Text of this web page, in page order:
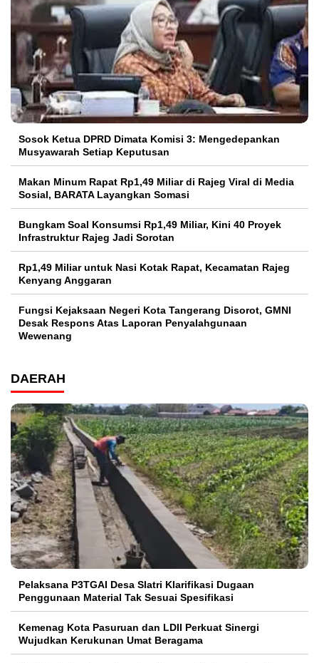
Sosok Ketua DPRD Dimata Komisi 3: Mengedepankan
Musyawarah Setiap Keputusan
Makan Minum Rapat Rp1,49 Miliar di Rajeg Viral di Media
Sosial, BARATA Layangkan Somasi
Bungkam Soal Konsumsi Rp1,49 Miliar, Kini 40 Proyek
Infrastruktur Rajeg Jadi Sorotan
Rp1,49 Miliar untuk Nasi Kotak Rapat, Kecamatan Rajeg
Kenyang Anggaran
Fungsi Kejaksaan Negeri Kota Tangerang Disorot, GMNI
Desak Respons Atas Laporan Penyalahgunaan
Wewenang
DAERAH
Pelaksana P3TGAI Desa Slatri Klarifikasi Dugaan
Penggunaan Material Tak Sesuai Spesifikasi
Kemenag Kota Pasuruan dan LDII Perkuat Sinergi
Wujudkan Kerukunan Umat Beragama